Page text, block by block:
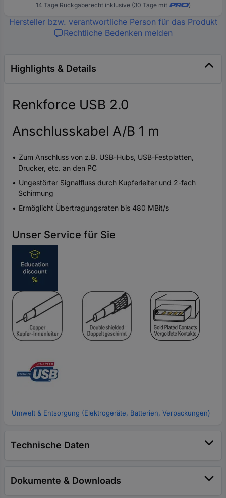
14 Tage Rückgaberecht inklusive (30 Tage mit )
Hersteller bzw. verantwortliche Person für das Produkt
Rechtliche Bedenken melden
Highlights & Details
Renkforce USB 2.0
Anschlusskabel A/B 1 m
Zum Anschluss von z.B. USB-Hubs, USB-Festplatten,
Drucker, etc. an den PC
Ungestörter Signalfluss durch Kupferleiter und 2-fach
Schirmung
Ermöglicht Übertragungsraten bis 480 MBit/s
Unser Service für Sie
Umwelt & Entsorgung (Elektrogeräte, Batterien, Verpackungen)
Technische Daten
Dokumente & Downloads